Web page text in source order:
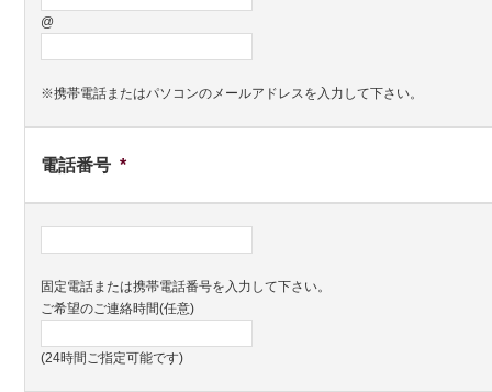
@
※携帯電話またはパソコンのメールアドレスを入力して下さい。
電話番号 *
固定電話または携帯電話番号を入力して下さい。
ご希望のご連絡時間(任意)
(24時間ご指定可能です)